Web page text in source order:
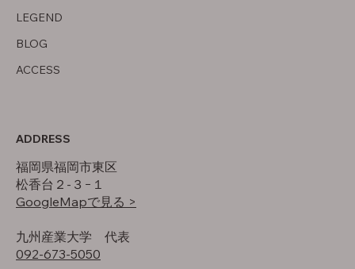
LEGEND
BLOG
ACCESS
ADDRESS
福岡県福岡市東区
松香台２-３−１
GoogleMapで見る >
​九州産業大学 代表
092-673-5050